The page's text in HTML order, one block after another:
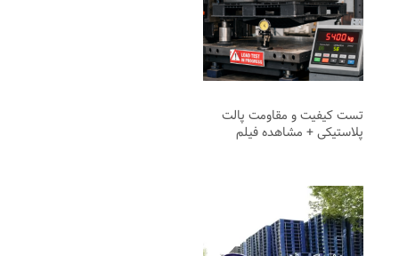
تست کیفیت و مقاومت پالت
پلاستیکی + مشاهده فیلم